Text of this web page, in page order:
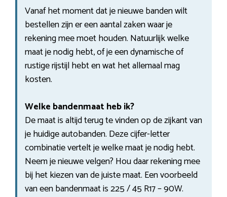
Vanaf het moment dat je nieuwe banden wilt
bestellen zijn er een aantal zaken waar je
rekening mee moet houden. Natuurlijk welke
maat je nodig hebt, of je een dynamische of
rustige rijstijl hebt en wat het allemaal mag
kosten.
Welke bandenmaat heb ik?
De maat is altijd terug te vinden op de zijkant van
je huidige autobanden. Deze cijfer-letter
combinatie vertelt je welke maat je nodig hebt.
Neem je nieuwe velgen? Hou daar rekening mee
bij het kiezen van de juiste maat. Een voorbeeld
van een bandenmaat is 225 / 45 R17 – 90W.